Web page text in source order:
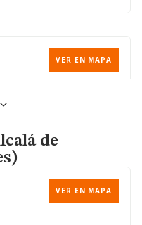
VER EN MAPA
de
VER EN MAPA